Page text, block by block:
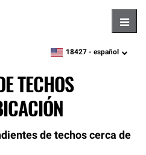
zipcode,language
18427 - español
TECHOS
de techos cerca de